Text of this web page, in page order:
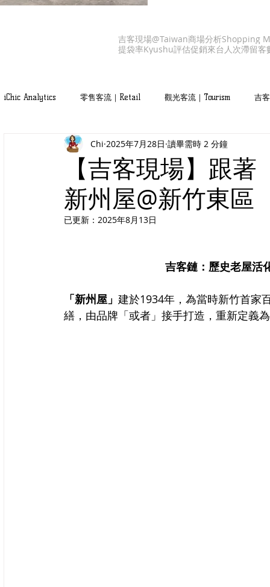
吉客現場@Taiwan商場分析Shopping
提袋率Kyushu評估促銷來台人次滯留客
iChic Analytics 零售客流｜Retail 觀光客流｜Tourism 吉
吉客服務｜iChic Values
【吉客現場】跟
新州屋@新竹東區
Chi 2025年7月28日 讀畢需時 2 分鐘
已更新： 2025年8月13日
吉客鏈： 歷史老屋活
「新州屋」 建於1934年，為當時新竹首家
繕，由品牌「或者」接手打造，重新定義